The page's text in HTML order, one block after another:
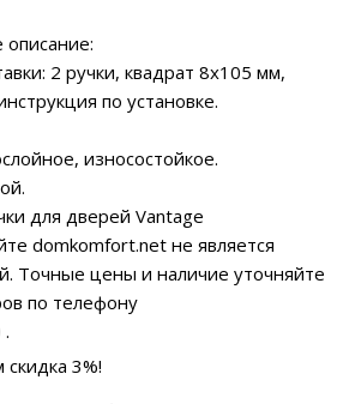
2 ручки, квадрат 8х105 мм,
по установке.
износостойкое.
для дверей Vantage
domkomfort.net не является
Точные цены и наличие уточняйте
по телефону
.
3%!